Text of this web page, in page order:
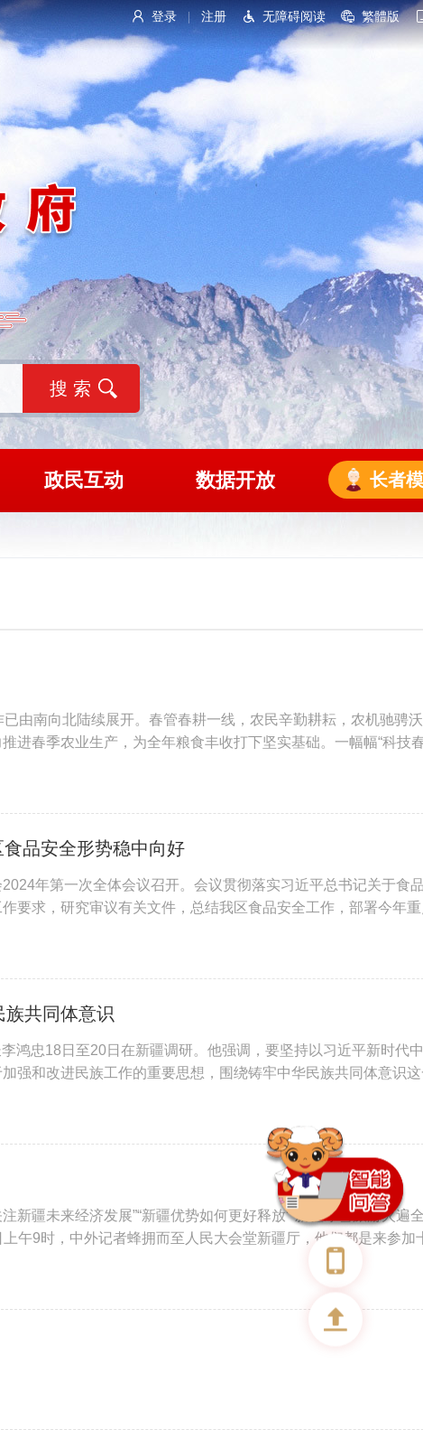
登录 注册 无障碍阅读 繁體版
政民互动 数据开放 长者
由南向北陆续展开。春管春耕一线，农民辛勤耕耘，农机驰骋
进春季农业生产，为全年粮食丰收打下坚实基础。一幅幅“科技
品安全形势稳中向好
年第一次全体会议召开。会议贯彻落实习近平总书记关于食
要求，研究审议有关文件，总结我区食品安全工作，部署今年
共同体意识
鸿忠18日至20日在新疆调研。他强调，要坚持以习近平新时代
强和改进民族工作的重要思想，围绕铸牢中华民族共同体意识
新疆未来经济发展”“新疆优势如何更好释放”“新疆冰雪旅游火遍
午9时，中外记者蜂拥而至人民大会堂新疆厅，他们都是来参加